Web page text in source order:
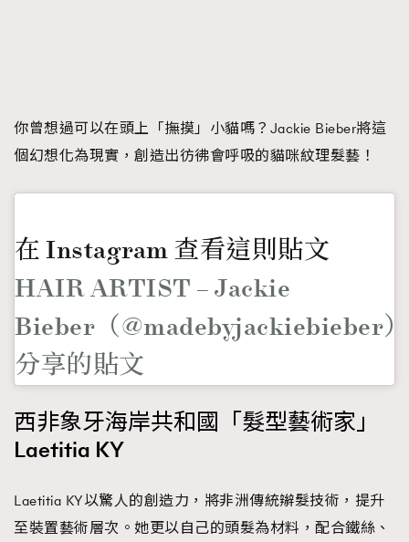
你曾想過可以在頭上「撫摸」小貓嗎？Jackie Bieber將這
個幻想化為現實，創造出彷彿會呼吸的貓咪紋理髮藝！
在 Instagram 查看這則貼文
HAIR ARTIST – Jackie
Bieber（@madebyjackiebieber）
分享的貼文
西非象牙海岸共和國「髮型藝術家」
Laetitia KY
Laetitia KY以驚人的創造力，將非洲傳統辮髮技術，提升
至裝置藝術層次。她更以自己的頭髮為材料，配合鐵絲、